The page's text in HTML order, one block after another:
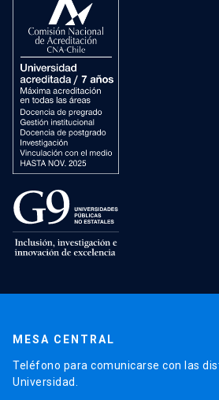
MESA CENTRAL
Teléfono para comunicarse con las
Universidad.